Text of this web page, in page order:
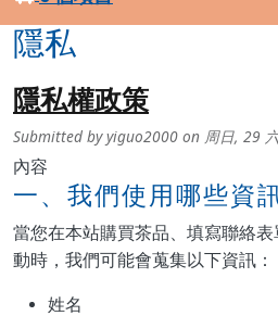
隱私
隱私權政策
Submitted byyiguo2000 on 周日, 29
內容
一、我們使用哪些資
當您在本站購買茶品、填寫聯絡
動時，我們可能會蒐集以下資訊：
姓名